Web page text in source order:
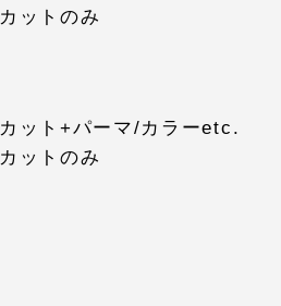
カットのみ
カット+パーマ/カラーetc.
カットのみ